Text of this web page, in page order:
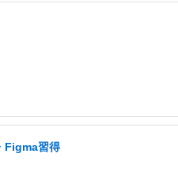
Figma習得